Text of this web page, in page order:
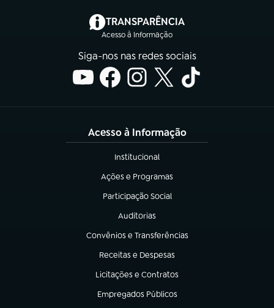
TRANSPARÊNCIA
Acesso à Informação
(abre em nova aba)
Siga-nos nas redes sociais
Acesso à Informação
Institucional
(abre em nova aba)
Ações e Programas
(abre em nova aba)
Participação Social
(abre em nova aba)
Auditorias
(abre em nova aba)
Convênios e Transferências
(abre em nova aba)
Receitas e Despesas
(abre em nova aba)
Licitações e Contratos
(abre em nova aba)
Empregados Públicos
(abre em nova aba)